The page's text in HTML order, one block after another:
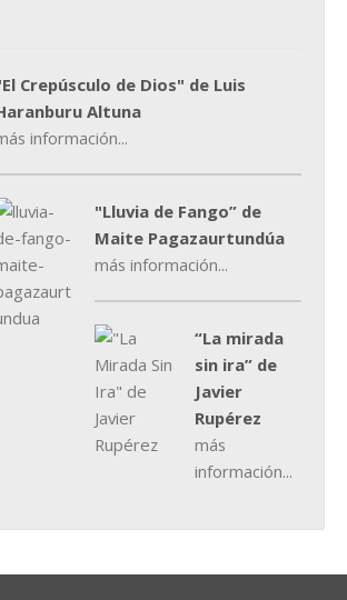
Crepúsculo de Dios" de Luis
Altuna
información...
"Lluvia de Fango” de
Maite Pagazaurtundúa
más información...
“La mirada
sin ira” de
Javier
Rupérez
más
información...